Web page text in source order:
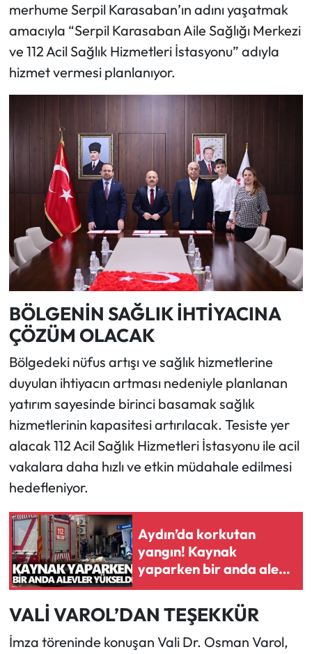
merhume Serpil Karasaban’ın adını yaşatmak
amacıyla “Serpil Karasaban Aile Sağlığı Merkezi
ve 112 Acil Sağlık Hizmetleri İstasyonu” adıyla
hizmet vermesi planlanıyor.
BÖLGENİN SAĞLIK İHTİYACINA
ÇÖZÜM OLACAK
Bölgedeki nüfus artışı ve sağlık hizmetlerine
duyulan ihtiyacın artması nedeniyle planlanan
yatırım sayesinde birinci basamak sağlık
hizmetlerinin kapasitesi artırılacak. Tesiste yer
alacak 112 Acil Sağlık Hizmetleri İstasyonu ile acil
vakalara daha hızlı ve etkin müdahale edilmesi
hedefleniyor.
Aydın’da korkutan
yangın! Kaynak
yaparken bir anda alev
aldı
VALİ VAROL’DAN TEŞEKKÜR
İmza töreninde konuşan Vali Dr. Osman Varol,